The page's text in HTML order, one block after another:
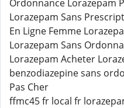
Ordonnance Lorazepam
Lorazepam Sans
En Ligne Femme
Lorazepam Sans
Lorazepam Acheter
benzodiazepine sans
Pas Cher
ffmc45 fr local fr